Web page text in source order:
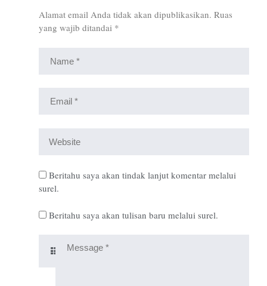
Alamat email Anda tidak akan dipublikasikan. Ruas
yang wajib ditandai *
Beritahu saya akan tindak lanjut komentar melalui
surel.
Beritahu saya akan tulisan baru melalui surel.